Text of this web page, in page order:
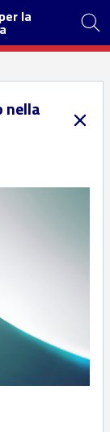
la
nella